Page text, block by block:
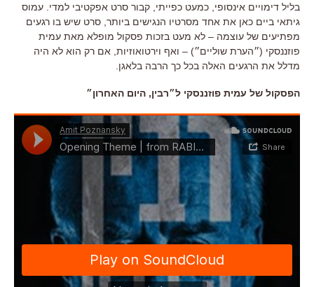
בליל דימויים אינסופי, כמעט כפייתי, קבור סרט אפקטיבי למדי. עמוס
גיתאי ביים כאן את אחד מסרטיו הנגישים ביותר, סרט שיש בו רגעים
מפתיעים של עוצמה – לא מעט בזכות פסקול מופלא מאת עמית
פוזננסקי (״הערת שוליים״) – ואף וירטואוזיות, אם רק הוא לא היה
מדלל את הרגעים האלה בכל כך הרבה בלאגן.
הפסקול של עמית פוזננסקי ל״רבין, היום האחרון״